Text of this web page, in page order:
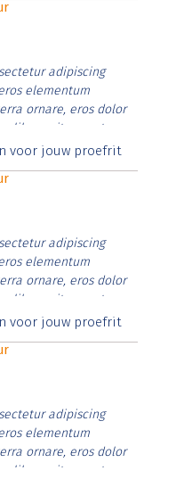
adipiscing
elementum
ornare, eros dolor
libero vitae erat.
id rutrum lorem
voor jouw proefrit
adipiscing
elementum
ornare, eros dolor
libero vitae erat.
id rutrum lorem
voor jouw proefrit
adipiscing
elementum
ornare, eros dolor
libero vitae erat.